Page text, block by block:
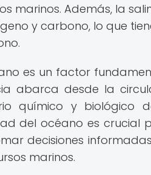
marinos. Además, la
y carbono, lo que
es un factor
abarca desde la
químico y biológico
del océano es crucial
decisiones
marinos.